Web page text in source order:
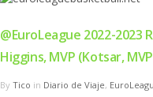
@EuroLeague 2022-2023
Higgins, MVP (Kotsar,
By Tico in Diario de Viaje,